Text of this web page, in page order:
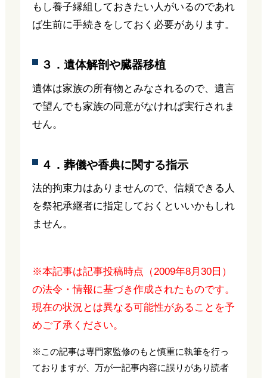
もし養子縁組しておきたい人がいるのであれ
ば生前に手続きをしておく必要があります。
３．遺体解剖や臓器移植
遺体は家族の所有物とみなされるので、遺言
で望んでも家族の同意がなければ実行されま
せん。
４．葬儀や香典に関する指示
法的拘束力はありませんので、信頼できる人
を祭祀承継者に指定しておくといいかもしれ
ません。
※本記事は記事投稿時点（2009年8月30日）
の法令・情報に基づき作成されたものです。
現在の状況とは異なる可能性があることを予
めご了承ください。
※この記事は専門家監修のもと慎重に執筆を行っ
ておりますが、万が一記事内容に誤りがあり読者